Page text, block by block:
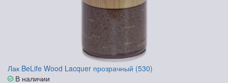
Лак BeLife Wood Lacquer прозрачный (530)
В наличии